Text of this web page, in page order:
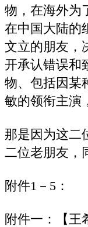
物，在海外为
在中国大陆的
文立的朋友，
开承认错误和
物、包括因某
敏的领衔主演
那是因为这二
二位老朋友，
附件1－5：
附件一：【王